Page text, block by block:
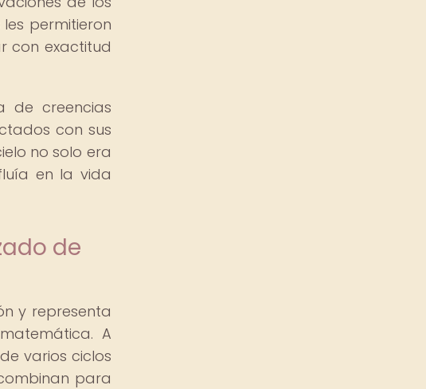
permitieron
con exactitud
de creencias
con sus
no solo era
en la vida
de
y representa
A
varios ciclos
para